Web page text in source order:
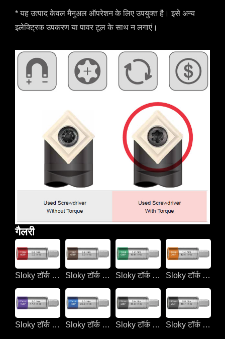
* यह उत्पाद केवल मैनुअल ऑपरेशन के लिए उपयुक्त है। इसे अन्य
इलेक्ट्रिक उपकरण या पावर टूल के साथ न लगाएं।
गैलरी
Sloky टॉर्क स्क्रूड्राइवर CNC टर्निंग और मिलिंग के लिए Sloky टॉर्क स्क्रूड्राइवर CNC टर्निंग और मिलिंग के लिए Sloky टॉर्क स्क्रूड्राइवर CNC टर्निंग और मिलिंग के लिए Sloky टॉर्क स्क्रूड्राइवर CNC टर्निंग और मिलिंग के लिए
Sloky टॉर्क स्क्रूड्राइवर CNC टर्निंग और मिलिंग के लिए Sloky टॉर्क स्क्रूड्राइवर CNC टर्निंग और मिलिंग के लिए Sloky टॉर्क स्क्रूड्राइवर CNC टर्निंग और मिलिंग के लिए Sloky टॉर्क स्क्रूड्राइवर CNC टर्निंग और मिलिंग के लिए